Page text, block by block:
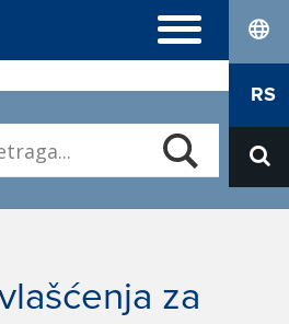
sertifikati
RS
za